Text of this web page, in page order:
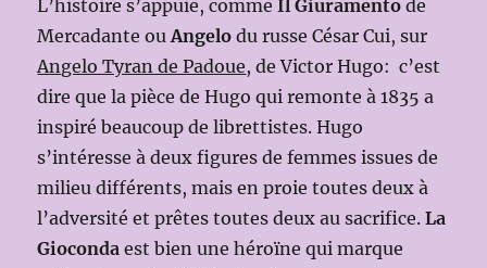
L’histoire s’appuie, commeIl Giuramento de
Mercadante ouAngelo du russe César Cui, sur
Angelo Tyran de Padoue, de Victor Hugo: c’est
dire que la pièce de Hugo qui remonte à 1835 a
inspiré beaucoup de librettistes. Hugo
s’intéresse à deux figures de femmes issues de
milieu différents, mais en proie toutes deux à
l’adversité et prêtes toutes deux au sacrifice. La
Gioconda est bien une héroïne qui marque